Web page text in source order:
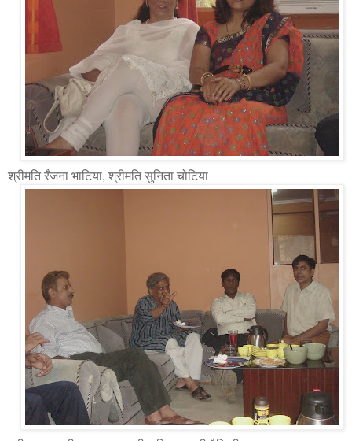
श्रीमति रँजना भाटिया, श्रीमति सुनिता चोटिया